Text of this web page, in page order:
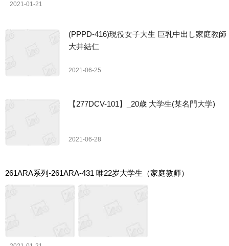
2021-01-21
(PPPD-416)現役女子大生 巨乳中出し家庭教師
大井結仁
2021-06-25
【277DCV-101】_20歳 大学生(某名門大学)
2021-06-28
261ARA系列-261ARA-431 唯22岁大学生（家庭教师）